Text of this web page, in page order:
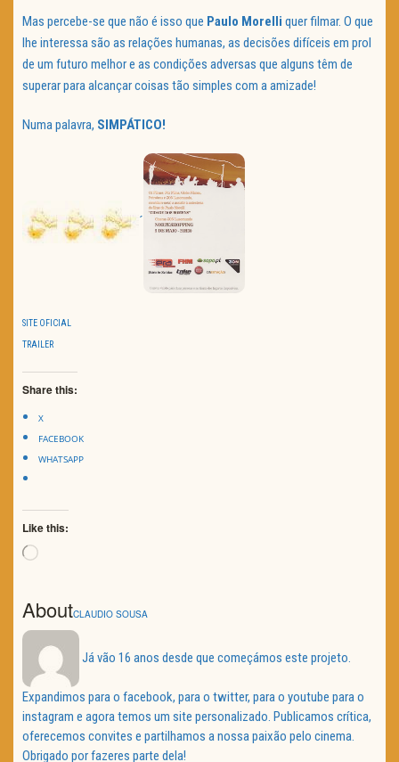
Mas percebe-se que não é isso que Paulo Morelli quer filmar. O que
lhe interessa são as relações humanas, as decisões difíceis em prol
de um futuro melhor e as condições adversas que alguns têm de
superar para alcançar coisas tão simples com a amizade!
Numa palavra, SIMPÁTICO!
´
SITE OFICIAL
TRAILER
Share this:
X
FACEBOOK
WHATSAPP
Like this:
Loading…
AboutCLAUDIO SOUSA
Já vão 16 anos desde que começámos este projeto.
Expandimos para o facebook, para o twitter, para o youtube para o
instagram e agora temos um site personalizado. Publicamos crítica,
oferecemos convites e partilhamos a nossa paixão pelo cinema.
Obrigado por fazeres parte dela!